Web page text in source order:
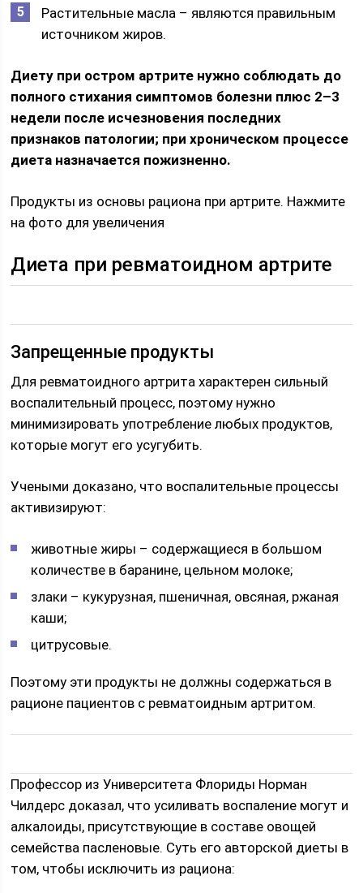
Растительные масла – являются правильным
источником жиров.
Диету при остром артрите нужно соблюдать до
полного стихания симптомов болезни плюс 2–3
недели после исчезновения последних
признаков патологии; при хроническом процессе
диета назначается пожизненно.
Продукты из основы рациона при артрите. Нажмите
на фото для увеличения
Диета при ревматоидном артрите
Запрещенные продукты
Для ревматоидного артрита характерен сильный
воспалительный процесс, поэтому нужно
минимизировать употребление любых продуктов,
которые могут его усугубить.
Учеными доказано, что воспалительные процессы
активизируют:
животные жиры – содержащиеся в большом
количестве в баранине, цельном молоке;
злаки – кукурузная, пшеничная, овсяная, ржаная
каши;
цитрусовые.
Поэтому эти продукты не должны содержаться в
рационе пациентов с ревматоидным артритом.
Профессор из Университета Флориды Норман
Чилдерс доказал, что усиливать воспаление могут и
алкалоиды, присутствующие в составе овощей
семейства пасленовые. Суть его авторской диеты в
том, чтобы исключить из рациона: